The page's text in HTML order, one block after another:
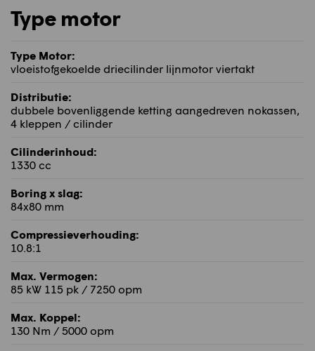
Type motor
Type Motor:
vloeistofgekoelde driecilinder lijnmotor viertakt
Distributie:
dubbele bovenliggende ketting aangedreven nokassen,
4 kleppen / cilinder
Cilinderinhoud:
1330 cc
Boring x slag:
84x80 mm
Compressieverhouding:
10.8:1
Max. Vermogen:
85 kW 115 pk / 7250 opm
Max. Koppel:
130 Nm / 5000 opm